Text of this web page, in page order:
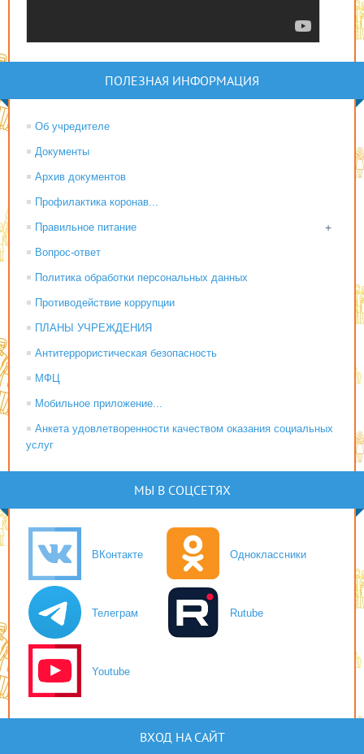
ПОЛЕЗНАЯ ИНФОРМАЦИЯ
Об учредителе
Документы
Архив документов
Профилактика коронав...
+
Правильное питание
Вопрос-ответ
Политика обработки персональных данных
Противодействие коррупции
ПЛАНЫ УЧРЕЖДЕНИЯ
Антитеррористическая безопасность
МФЦ
Мобильное приложение...
Анкета удовлетворенности качеством оказания социальных
услуг
МЫ В СОЦСЕТЯХ
ВКонтакте Одноклассники
Телеграм Rutube
Youtube
ВХОД НА САЙТ